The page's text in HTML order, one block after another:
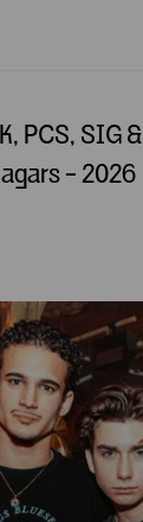
PCS, SIG
- 2026